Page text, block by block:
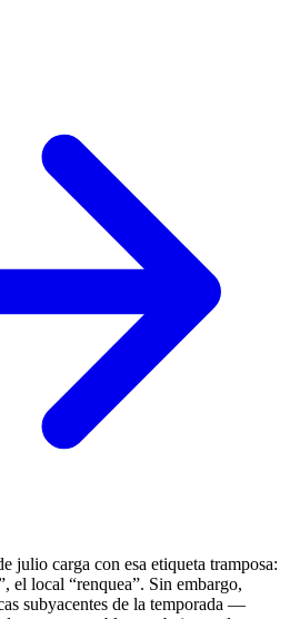
julio carga con esa etiqueta tramposa:
el local “renquea”. Sin embargo,
subyacentes de la temporada —